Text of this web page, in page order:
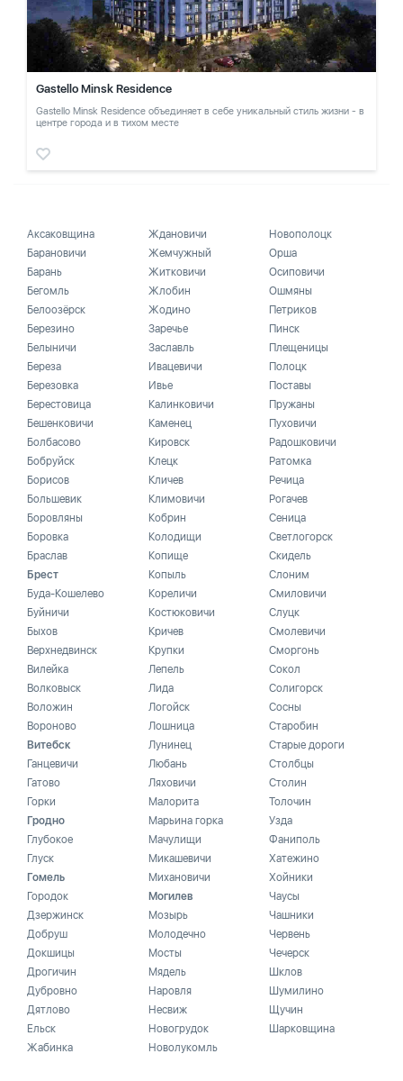
Gastello Minsk Residence
Gastello Minsk Residence объединяет в себе уникальный стиль жизни - в
центре города и в тихом месте
Аксаковщина
Барановичи
Барань
Бегомль
Белоозёрск
Березино
Белыничи
Береза
Березовка
Берестовица
Бешенковичи
Болбасово
Бобруйск
Борисов
Большевик
Боровляны
Боровка
Браслав
Брест
Буда-Кошелево
Буйничи
Быхов
Верхнедвинск
Вилейка
Волковыск
Воложин
Вороново
Витебск
Ганцевичи
Гатово
Горки
Гродно
Глубокое
Глуск
Гомель
Городок
Дзержинск
Добруш
Докшицы
Дрогичин
Дубровно
Дятлово
Ельск
Жабинка
Ждановичи
Жемчужный
Житковичи
Жлобин
Жодино
Заречье
Заславль
Ивацевичи
Ивье
Калинковичи
Каменец
Кировск
Клецк
Кличев
Климовичи
Кобрин
Колодищи
Копище
Копыль
Кореличи
Костюковичи
Кричев
Крупки
Лепель
Лида
Логойск
Лошница
Лунинец
Любань
Ляховичи
Малорита
Марьина горка
Мачулищи
Микашевичи
Михановичи
Могилев
Мозырь
Молодечно
Мосты
Мядель
Наровля
Несвиж
Новогрудок
Новолукомль
Новополоцк
Орша
Осиповичи
Ошмяны
Петриков
Пинск
Плещеницы
Полоцк
Поставы
Пружаны
Пуховичи
Радошковичи
Ратомка
Речица
Рогачев
Сеница
Светлогорск
Скидель
Слоним
Смиловичи
Слуцк
Смолевичи
Сморгонь
Сокол
Солигорск
Сосны
Старобин
Старые дороги
Столбцы
Столин
Толочин
Узда
Фаниполь
Хатежино
Хойники
Чаусы
Чашники
Червень
Чечерск
Шклов
Шумилино
Щучин
Шарковщина